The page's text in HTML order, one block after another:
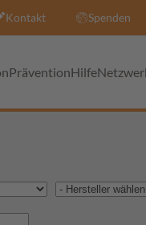
Kontakt Spenden
PräventionHilfe